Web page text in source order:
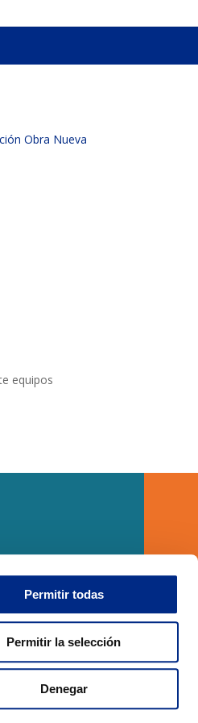
Permitir todas
Permitir la selección
Denegar
Obra Nueva
equipos